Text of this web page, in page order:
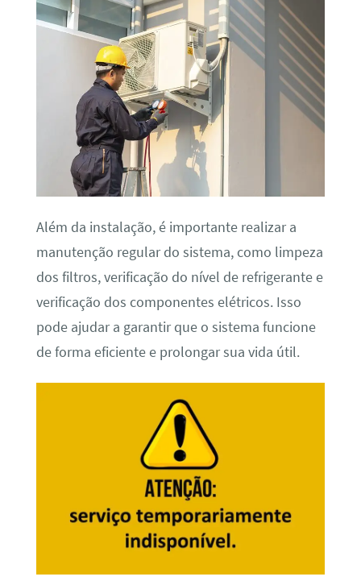
Além da instalação, é importante realizar a
manutenção regular do sistema, como limpeza
dos filtros, verificação do nível de refrigerante e
verificação dos componentes elétricos. Isso
pode ajudar a garantir que o sistema funcione
de forma eficiente e prolongar sua vida útil.